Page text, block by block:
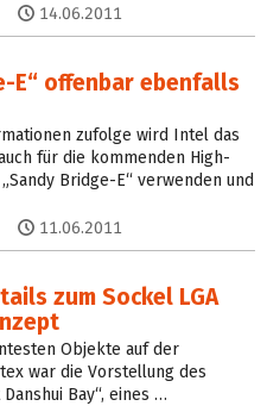
14.06.2011
E“ offenbar ebenfalls
zufolge wird Intel das
für die kommenden High-
Bridge-E“ verwenden und
11.06.2011
zum Sockel LGA
Objekte auf der
war die Vorstellung des
Bay“, eines …